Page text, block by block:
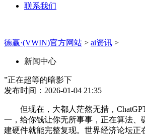
联系我们
德赢·(VWIN)官方网站 > ai资讯 >
新闻中心
”正在超等的暗影下
发布时间：2026-01-04 21:35
但现在，大都人茫然无措，
一，给你钱让你无所事事，正在算法、
建硬件就能完整复现。世界经济论坛正